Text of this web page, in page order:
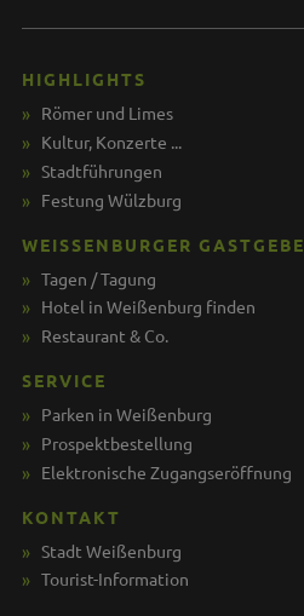
HIGHLIGHTS
Römer und Limes
Kultur, Konzerte ...
Stadtführungen
Festung Wülzburg
WEISSENBURGER GASTGEBER
Tagen / Tagung
Hotel in Weißenburg finden
Restaurant & Co.
SERVICE
Parken in Weißenburg
Prospektbestellung
Elektronische Zugangseröffnung
KONTAKT
Stadt Weißenburg
Tourist-Information